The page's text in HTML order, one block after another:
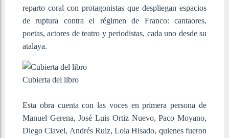
reparto coral con protagonistas que despliegan espacios
de ruptura contra el régimen de Franco: cantaores,
poetas, actores de teatro y periodistas, cada uno desde su
atalaya.
Cubierta del libro
Esta obra cuenta con las voces en primera persona de
Manuel Gerena, José Luis Ortiz Nuevo, Paco Moyano,
Diego Clavel, Andrés Ruiz, Lola Hisado, quienes fueron